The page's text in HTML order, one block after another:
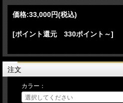
湯もみ型付けをご希望のお客様には、『本格
【 湯もみ型づけ ご依頼のお客様へ 】
【お客様/ 『湯もみ型づけ有 と記載して
→【当店/在庫の有無と、型づけ仕様（逆ト
ールでご連絡致します。 ご不明な場合は電話
→【お客様/ご希望事項を記載の上、仕様書
ます】 （加工日数は約10～14日）【店頭
ングによっては、まれに品切れとなっている
お待ちいただくか、キャンセルにて取り扱わ
価格:33,000円(税込)
[ポイント還元 330ポイント～]
注文
カラー：